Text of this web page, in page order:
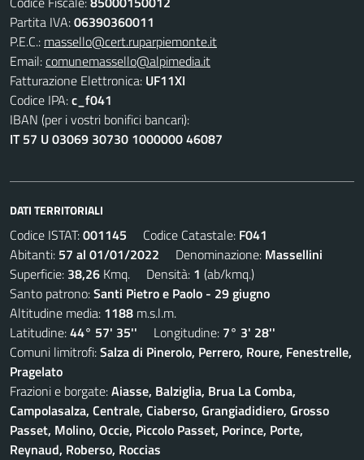
Partita IVA:06390360011
P.E.C.: massello@cert.ruparpiemonte.it
Email:comunemassello@alpimedia.it
Fatturazione Elettronica: UF11XI
Codice IPA:c_f041
IBAN (per i vostri bonifici bancari):
IT 57 U 03069 30730 1000000 46087
DATI TERRITORIALI
Codice ISTAT:001145 Codice Catastale: F041
Abitanti: 57 al 01/01/2022 Denominazione: Massellini
Superficie: 38,26 Kmq. Densità: 1 (ab/kmq.)
Santo patrono:Santi Pietro e Paolo - 29 giugno
Altitudine media: 1188 m.s.l.m.
Latitudine:44° 57' 35'' Longitudine: 7° 3' 28''
Comuni limitrofi:Salza di Pinerolo, Perrero, Roure, Fenestrelle,
Pragelato
Frazioni e borgate:Aiasse, Balziglia, Brua La Comba,
Campolasalza, Centrale, Ciaberso, Grangiadidiero, Grosso
Passet, Molino, Occie, Piccolo Passet, Porince, Porte,
Reynaud, Roberso, Roccias